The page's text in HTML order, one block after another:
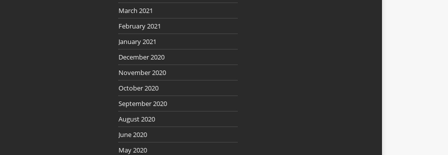
March 2021
February 2021
January 2021
December 2020
November 2020
October 2020
September 2020
August 2020
June 2020
May 2020